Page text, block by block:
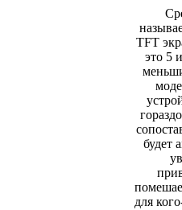
TFT
это 5
будет
для